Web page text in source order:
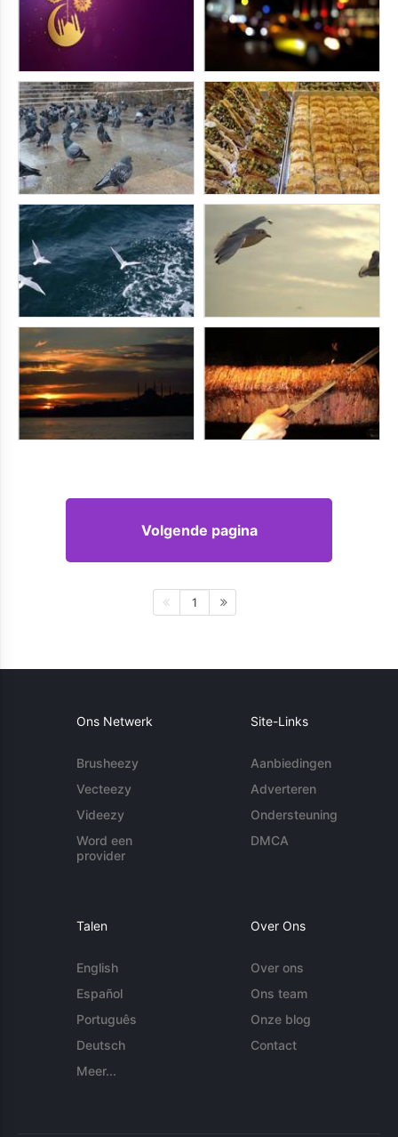
Volgende pagina
1
Ons Netwerk
Brusheezy
Vecteezy
Videezy
Word een
provider
Site-Links
Aanbiedingen
Adverteren
Ondersteuning
DMCA
Talen
English
Español
Português
Deutsch
Meer...
Over Ons
Over ons
Ons team
Onze blog
Contact